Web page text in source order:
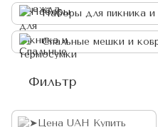
Наборы для пикника и
Спальные мешки и
Фильтр